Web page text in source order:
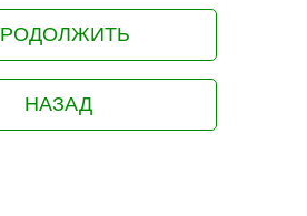
НАЗАД